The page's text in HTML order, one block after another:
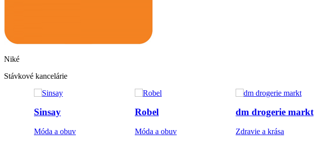
Niké
Stávkové kancelárie
Sinsay
Móda a obuv
Robel
Móda a obuv
dm drogerie markt
Zdravie a krása